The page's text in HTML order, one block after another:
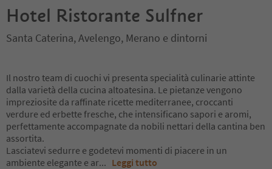
Hotel Ristorante Sulfner
Santa Caterina, Avelengo, Merano e dintorni
Il nostro team di cuochi vi presenta specialità culinarie attinte
dalla varietà della cucina altoatesina. Le pietanze vengono
impreziosite da raffinate ricette mediterranee, croccanti
verdure ed erbette fresche, che intensificano sapori e aromi,
perfettamente accompagnate da nobili nettari della cantina ben
assortita.
Lasciatevi sedurre e godetevi momenti di piacere in un
ambiente elegante e ar... Leggi tutto